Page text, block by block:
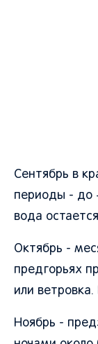
Сентябрь в
периоды - до
вода
Октябрь -
предгорьях
или
Ноябрь -